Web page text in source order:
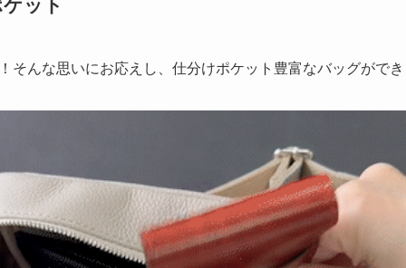
ット
そんな思いにお応えし、仕分けポケット豊富なバッグがで